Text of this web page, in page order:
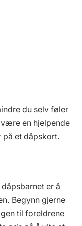
du selv føler
være en hjelpende
på et dåpskort.
er å
Begynn gjerne
til foreldrene